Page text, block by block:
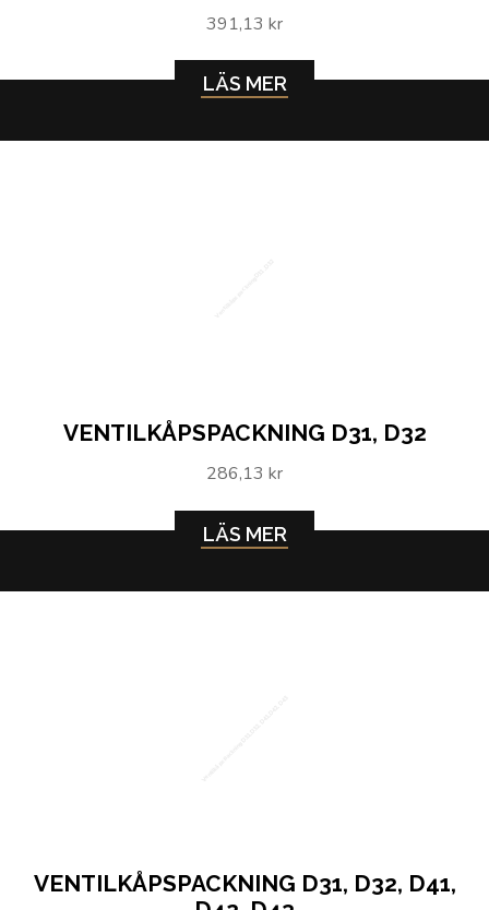
391,13 kr
LÄS MER
VENTILKÅPSPACKNING D31, D32
286,13 kr
LÄS MER
VENTILKÅPSPACKNING D31, D32, D41,